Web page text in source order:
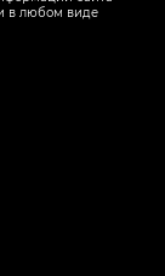
в любом виде